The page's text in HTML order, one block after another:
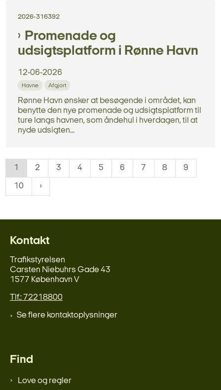
2026-316392
Promenade og
udsigtsplatform i Rønne Havn
12-06-2026
Havne Afgjort
Rønne Havn ønsker at besøgende i området, kan
benytte den nye promenade og udsigtsplatform til
ture langs havnen, som åndehul i hverdagen, til at
nyde udsigten...
1 2 3 4 5 6 7 8 9
10
Kontakt
Trafikstyrelsen
Carsten Niebuhrs Gade 43
1577 København V
Tlf.: 72218800
Se flere kontaktoplysninger
Find
Love og regler